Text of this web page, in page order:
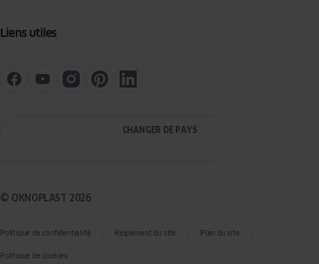
Liens utiles
CHANGER DE PAYS
© OKNOPLAST 2026
Politique de confidentialité Règlement du site Plan du site
Politique de cookies